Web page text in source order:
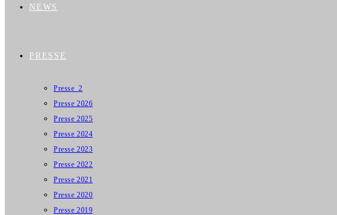
NEWS
PRESSE
Presse_2
Presse 2026
Presse 2025
Presse 2024
Presse 2023
Presse 2022
Presse 2021
Presse 2020
Presse 2019